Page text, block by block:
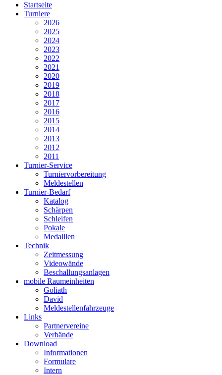
Startseite
Turniere
2026
2025
2024
2023
2022
2021
2020
2019
2018
2017
2016
2015
2014
2013
2012
2011
Turnier-Service
Turniervorbereitung
Meldestellen
Turnier-Bedarf
Katalog
Schärpen
Schleifen
Pokale
Medallien
Technik
Zeitmessung
Videowände
Beschallungsanlagen
mobile Raumeinheiten
Goliath
David
Meldestellenfahrzeuge
Links
Partnervereine
Verbände
Download
Informationen
Formulare
Intern